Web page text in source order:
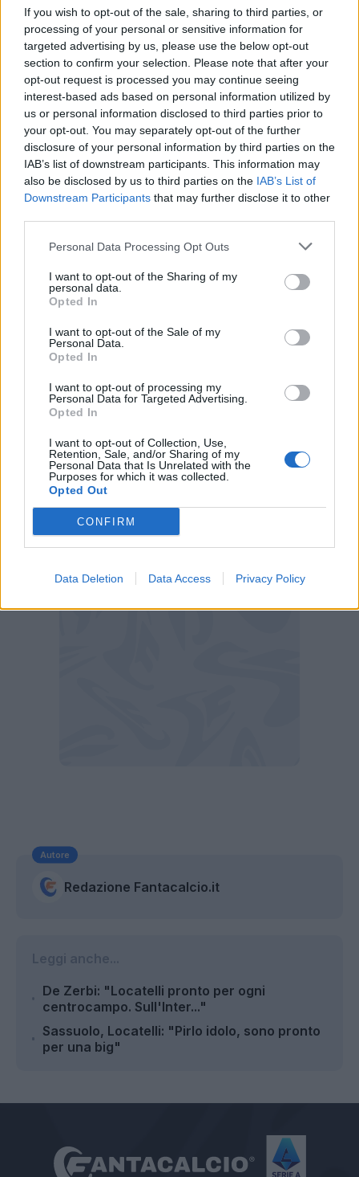
If you wish to opt-out of the sale, sharing to third parties, or
processing of your personal or sensitive information for
targeted advertising by us, please use the below opt-out
section to confirm your selection. Please note that after your
opt-out request is processed you may continue seeing
interest-based ads based on personal information utilized by
us or personal information disclosed to third parties prior to
your opt-out. You may separately opt-out of the further
disclosure of your personal information by third parties on the
IAB’s list of downstream participants. This information may
also be disclosed by us to third parties on the IAB’s List of
Downstream Participants that may further disclose it to other
Personal Data Processing Opt Outs
I want to opt-out of the Sharing of my
personal data.
Opted In
I want to opt-out of the Sale of my
Personal Data.
Opted In
I want to opt-out of processing my
Personal Data for Targeted Advertising.
Opted In
I want to opt-out of Collection, Use,
Retention, Sale, and/or Sharing of my
Personal Data that Is Unrelated with the
Purposes for which it was collected.
Opted Out
CONFIRM
Data Deletion Data Access Privacy Policy
Fantacalcio: con 31 presenze e 3 gol ha messo a
referto fino a qui una fanta-media del 6.39di
tutto rispetto, attirando su di sé prestazioni alla
mano l'interesse di diversi top club europei. Con
ogni probabilità farà anche parte del gruppo
che affronterà tra qualche settimana Euro
2021,con ancor maggiori chance di giocare
visto l'infortunio di Verratti.E se dovesse
mettersi in mostra come spera, il suo valore e la
sua valutazione di mercato sarebbero ancora
più elevati.
Autore
Redazione Fantacalcio.it
De Zerbi: "Locatelli pronto per ogni
centrocampo. Sull'Inter..."
Sassuolo, Locatelli: "Pirlo idolo, sono pronto
per una big"